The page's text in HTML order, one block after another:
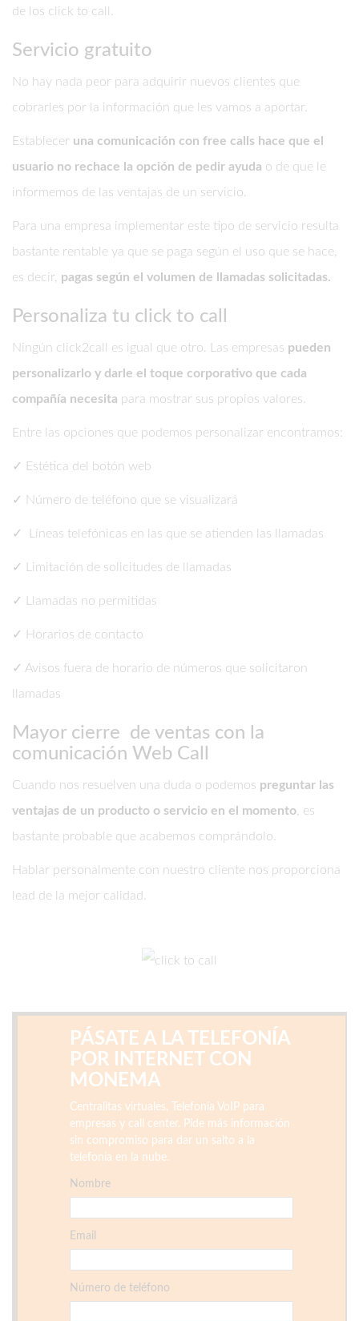
de los click to call.
Servicio gratuito
No hay nada peor para adquirir nuevos clientes que
cobrarles por la información que les vamos a aportar.
Establecer una comunicación con free calls hace que el
usuario no rechace la opción de pedir ayuda o de que le
informemos de las ventajas de un servicio.
Para una empresa implementar este tipo de servicio resulta
bastante rentable ya que se paga según el uso que se hace,
es decir, pagas según el volumen de llamadas solicitadas.
Personaliza tu click to call
Ningún click2call es igual que otro. Las empresas pueden
personalizarlo y darle el toque corporativo que cada
compañía necesita para mostrar sus propios valores.
Entre las opciones que podemos personalizar encontramos:
✓ Estética del botón web
✓ Número de teléfono que se visualizará
✓ Líneas telefónicas en las que se atienden las llamadas
✓ Limitación de solicitudes de llamadas
✓ Llamadas no permitidas
✓ Horarios de contacto
✓ Avisos fuera de horario de números que solicitaron
llamadas
Mayor cierre de ventas con la
comunicación Web Call
Cuando nos resuelven una duda o podemos preguntar las
ventajas de un producto o servicio en el momento , es
bastante probable que acabemos comprándolo.
Hablar personalmente con nuestro cliente nos proporciona
lead de la mejor calidad.
PÁSATE A LA TELEFONÍA
POR INTERNET CON
MONEMA
Centralitas virtuales, Telefonía VoIP para
empresas y call center. Pide más información
sin compromiso para dar un salto a la
telefonía en la nube.
Nombre
Email
Número de teléfono